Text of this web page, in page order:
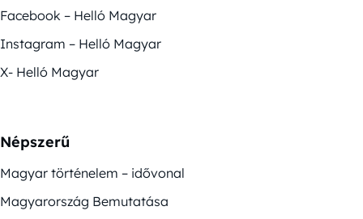
Facebook – Helló Magyar
Instagram – Helló Magyar
X- Helló Magyar
Népszerű
Magyar történelem – idővonal
Magyarország Bemutatása